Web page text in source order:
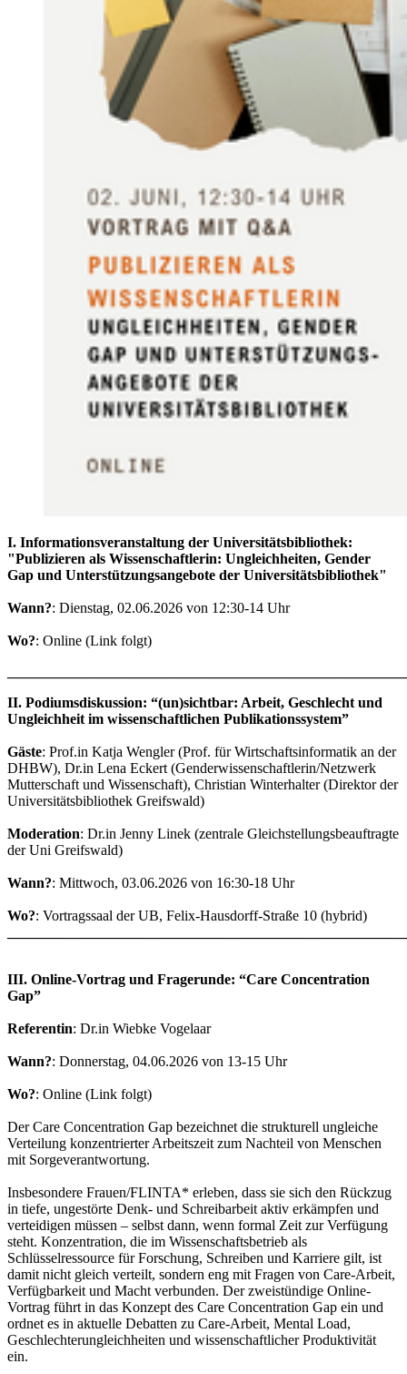
I. Informationsveranstaltung der Universitätsbibliothek:
"Publizieren als Wissenschaftlerin: Ungleichheiten, Gender
Gap und Unterstützungsangebote der Universitätsbibliothek"
Wann?: Dienstag, 02.06.2026 von 12:30-14 Uhr
Wo?: Online (Link folgt)
II. Podiumsdiskussion: “(un)sichtbar: Arbeit, Geschlecht und
Ungleichheit im wissenschaftlichen Publikationssystem”
Gäste: Prof.in Katja Wengler (Prof. für Wirtschaftsinformatik an der
DHBW), Dr.in Lena Eckert (Genderwissenschaftlerin/Netzwerk
Mutterschaft und Wissenschaft), Christian Winterhalter (Direktor der
Universitätsbibliothek Greifswald)
Moderation: Dr.in Jenny Linek (zentrale Gleichstellungsbeauftragte
der Uni Greifswald)
Wann?: Mittwoch, 03.06.2026 von 16:30-18 Uhr
Wo?: Vortragssaal der UB, Felix-Hausdorff-Straße 10 (hybrid)
III. Online-Vortrag und Fragerunde: “Care Concentration
Gap”
Referentin: Dr.in Wiebke Vogelaar
Wann?: Donnerstag, 04.06.2026 von 13-15 Uhr
Wo?: Online (Link folgt)
Der Care Concentration Gap bezeichnet die strukturell ungleiche
Verteilung konzentrierter Arbeitszeit zum Nachteil von Menschen
mit Sorgeverantwortung.
Insbesondere Frauen/FLINTA* erleben, dass sie sich den Rückzug
in tiefe, ungestörte Denk- und Schreibarbeit aktiv erkämpfen und
verteidigen müssen – selbst dann, wenn formal Zeit zur Verfügung
steht. Konzentration, die im Wissenschaftsbetrieb als
Schlüsselressource für Forschung, Schreiben und Karriere gilt, ist
damit nicht gleich verteilt, sondern eng mit Fragen von Care-Arbeit,
Verfügbarkeit und Macht verbunden. Der zweistündige Online-
Vortrag führt in das Konzept des Care Concentration Gap ein und
ordnet es in aktuelle Debatten zu Care-Arbeit, Mental Load,
Geschlechterungleichheiten und wissenschaftlicher Produktivität
ein.